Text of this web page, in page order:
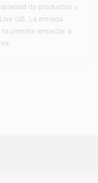
de productos y
GB. La entrega
permite empezar a